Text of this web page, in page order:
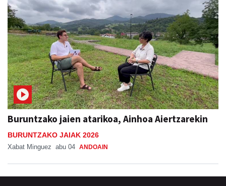
Buruntzako jaien atarikoa, Ainhoa Aiertzarekin
BURUNTZAKO JAIAK 2026
Xabat Minguez abu 04 ANDOAIN